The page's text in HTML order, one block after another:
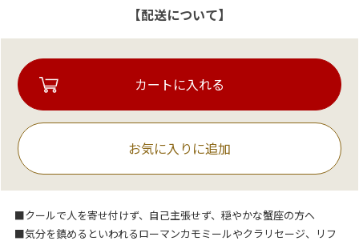
【配送について】
お気に入りに追加
■クールで人を寄せ付けず、自己主張せず、穏やかな蟹座の方へ
■気分を鎮めるといわれるローマンカモミールやクラリセージ、リフ